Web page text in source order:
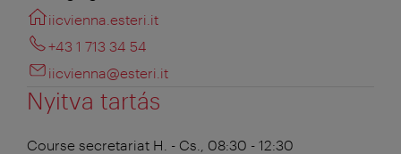
iicvienna.esteri.it
+43 1 713 34 54
iicvienna@esteri.it
Nyitva tartás
Course secretariat H. - Cs., 08:30 - 12:30